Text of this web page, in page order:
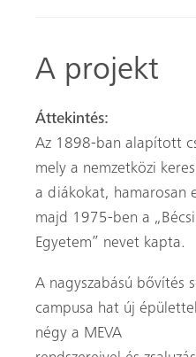
A projekt
Áttekintés:
Az 1898-ban alapított
mely a nemzetközi
a diákokat, hamarosan
majd 1975-ben a
Egyetem” nevet kapta.
A nagyszabású bővítés
campusa hat új
négy a MEVA